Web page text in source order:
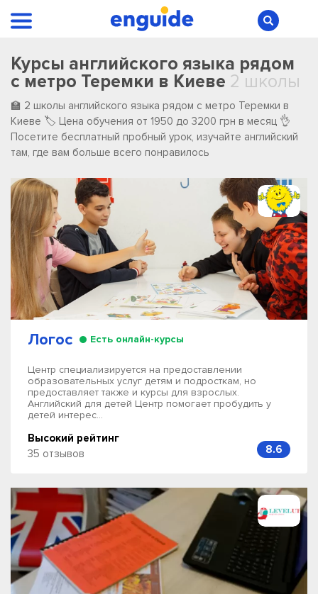
Курсы английского языка рядом
с метро Теремки в Киеве 2 школы
🏫 2 школы английского языка рядом с метро Теремки в
Киеве 🏷️ Цена обучения от 1950 до 3200 грн в месяц 👌
Посетите бесплатный пробный урок, изучайте английский
там, где вам больше всего понравилось
Логос Есть онлайн-курсы
Центр специализируется на предоставлении
образовательных услуг детям и подросткам, но
предоставляет также и курсы для взрослых.
Английский для детей Центр помогает пробудить у
детей интерес...
Высокий рейтинг
35 отзывов
8.6